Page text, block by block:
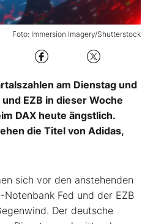
Foto: Immersion Imagery/Shutterstock
am Dienstag und
EZB in dieser Woche
DAX heute ängstlich.
die Titel von Adidas,
sich vor den anstehenden
Fed und der EZB
Der deutsche